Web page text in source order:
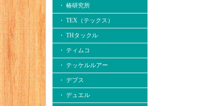
・ 椿研究所
・ TEX（テックス）
・ THタックル
・ ティムコ
・ テッケルルアー
・ デプス
・ デュエル